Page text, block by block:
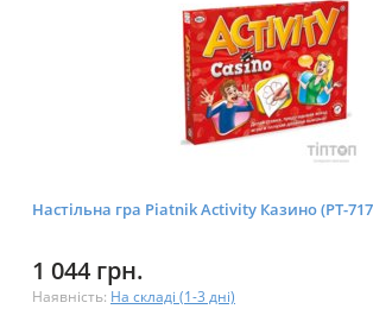
Настільна гра Piatnik Activity Казино (PT-
1 044 грн.
Наявність: На складі (1-3 дні)